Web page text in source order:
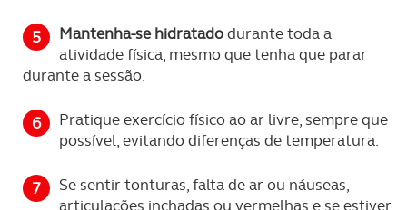
Mantenha-se hidratadodurante toda a
atividade física, mesmo que tenha que parar
durante a sessão.
Pratique exercício físico ao ar livre, sempre que
possível, evitando diferenças de temperatura.
Se sentir tonturas, falta de ar ou náuseas,
articulações inchadas ou vermelhas e se estiver